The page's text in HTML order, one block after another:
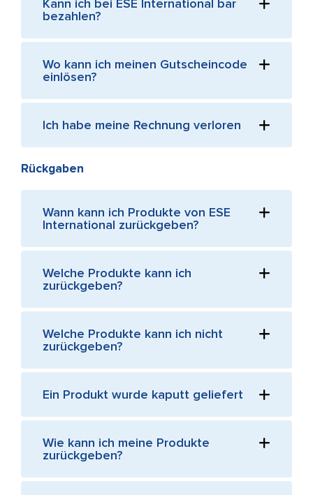
Kann ich bei ESE International bar
bezahlen?
Wo kann ich meinen Gutscheincode
einlösen?
Ich habe meine Rechnung verloren
Rückgaben
Wann kann ich Produkte von ESE
International zurückgeben?
Welche Produkte kann ich
zurückgeben?
Welche Produkte kann ich nicht
zurückgeben?
Ein Produkt wurde kaputt geliefert
Wie kann ich meine Produkte
zurückgeben?